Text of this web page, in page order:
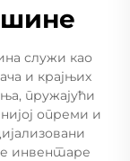
служи као
и крајњих
пружајући
опреми и
инвентаре